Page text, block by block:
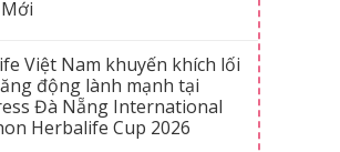
Việt Nam khuyến khích lối
động lành mạnh tại
Đà Nẵng International
Herbalife Cup 2026